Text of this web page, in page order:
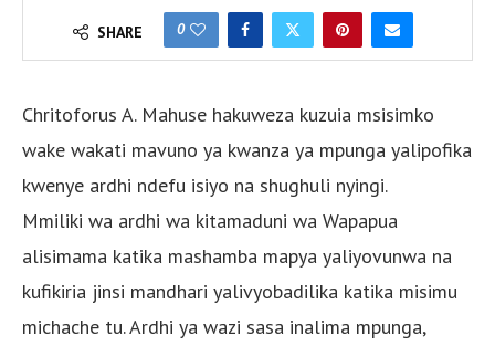
SHARE 0
Chritoforus A. Mahuse hakuweza kuzuia msisimko
wake wakati mavuno ya kwanza ya mpunga yalipofika
kwenye ardhi ndefu isiyo na shughuli nyingi.
Mmiliki wa ardhi wa kitamaduni wa Wapapua
alisimama katika mashamba mapya yaliyovunwa na
kufikiria jinsi mandhari yalivyobadilika katika misimu
michache tu. Ardhi ya wazi sasa inalima mpunga,